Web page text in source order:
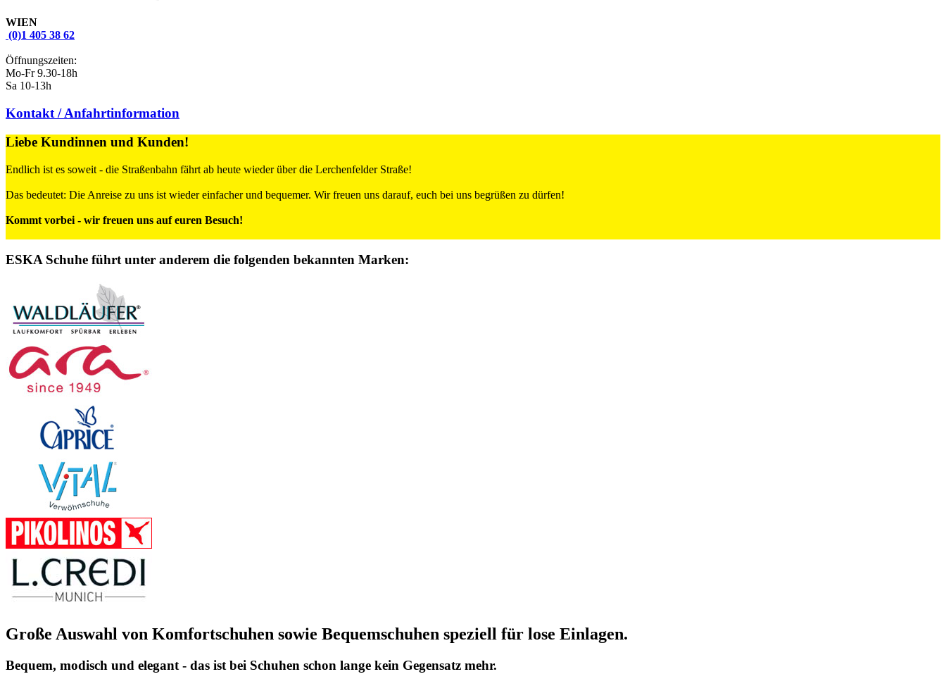
WIEN
(0)1 405 38 62
Öffnungszeiten:
Mo-Fr 9.30-18h
Sa 10-13h
Kontakt / Anfahrtinformation
Liebe Kundinnen und Kunden!
Endlich ist es soweit - die Straßenbahn fährt ab heute wieder über die Lerchenfelder Straße!
Das bedeutet: Die Anreise zu uns ist wieder einfacher und bequemer. Wir freuen uns darauf, euch bei uns begrüßen zu dürfen!
Kommt vorbei - wir freuen uns auf euren Besuch!
ESKA Schuhe führt unter anderem die folgenden bekannten Marken:
Große Auswahl von Komfortschuhen sowie Bequemschuhen speziell für lose Einlagen.
Bequem, modisch und elegant - das ist bei Schuhen schon lange kein Gegensatz mehr.